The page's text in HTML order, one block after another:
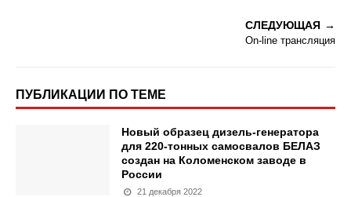
СЛЕДУЮЩАЯ
On-line трансляция
ПУБЛИКАЦИИ ПО ТЕМЕ
Новый образец дизель-генератора
для 220-тонных самосвалов БЕЛАЗ
создан на Коломенском заводе в
России
21 декабря 2022